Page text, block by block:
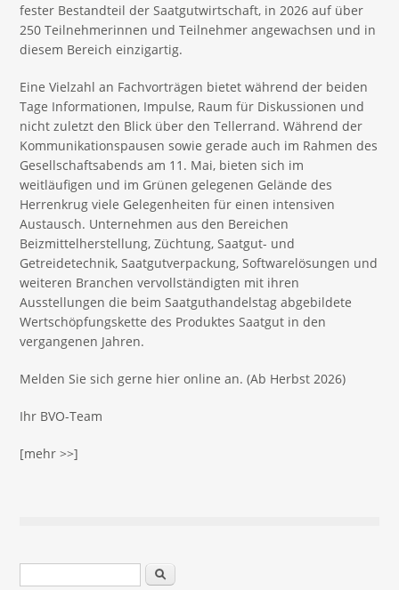
fester Bestandteil der Saatgutwirtschaft, in 2026 auf über
250 Teilnehmerinnen und Teilnehmer angewachsen und in
diesem Bereich einzigartig.
Eine Vielzahl an Fachvorträgen bietet während der beiden
Tage Informationen, Impulse, Raum für Diskussionen und
nicht zuletzt den Blick über den Tellerrand. Während der
Kommunikationspausen sowie gerade auch im Rahmen des
Gesellschaftsabends am 11. Mai, bieten sich im
weitläufigen und im Grünen gelegenen Gelände des
Herrenkrug viele Gelegenheiten für einen intensiven
Austausch. Unternehmen aus den Bereichen
Beizmittelherstellung, Züchtung, Saatgut- und
Getreidetechnik, Saatgutverpackung, Softwarelösungen und
weiteren Branchen vervollständigten mit ihren
Ausstellungen die beim Saatguthandelstag abgebildete
Wertschöpfungskette des Produktes Saatgut in den
vergangenen Jahren.
Melden Sie sich gerne hier online an. (Ab Herbst 2026)
Ihr BVO-Team
[mehr >>]
Suchformular Suche